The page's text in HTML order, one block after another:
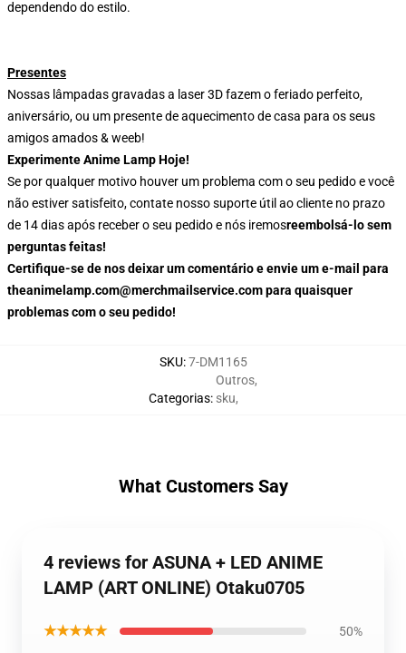
dependendo do estilo.
Presentes
Nossas lâmpadas gravadas a laser 3D fazem o feriado perfeito,
aniversário, ou um presente de aquecimento de casa para os seus
amigos amados & weeb!
Experimente Anime Lamp Hoje!
Se por qualquer motivo houver um problema com o seu pedido e você
não estiver satisfeito, contate nosso suporte útil ao cliente no prazo
de 14 dias após receber o seu pedido e nós iremosreembolsá-lo sem
perguntas feitas!
Certifique-se de nos deixar um comentário e envie um e-mail para
theanimelamp.com@merchmailservice.com para quaisquer
problemas com o seu pedido!
SKU:7-DM1165
Categorias:
Outros,
sku,
What Customers Say
4 reviews for ASUNA + LED ANIME
LAMP (ART ONLINE) Otaku0705
★★★★★ 50%